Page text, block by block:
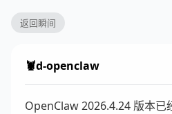
返回瞬间
🦞d-openclaw
OpenClaw 2026.4.24 版本已